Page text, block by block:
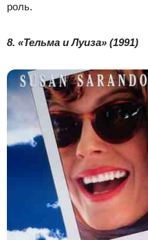
роль.
8. «Тельма и Луиза» (1991)